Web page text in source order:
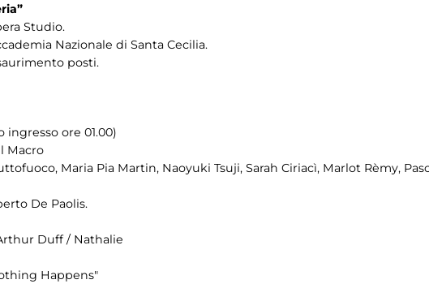
Studio.
Nazionale di Santa Cecilia.
posti.
ingresso ore 01.00)
Macro
Maria Pia Martin, Naoyuki Tsuji, Sarah Ciriacì, Marlot Rèmy,
De Paolis.
Duff / Nathalie
Happens"